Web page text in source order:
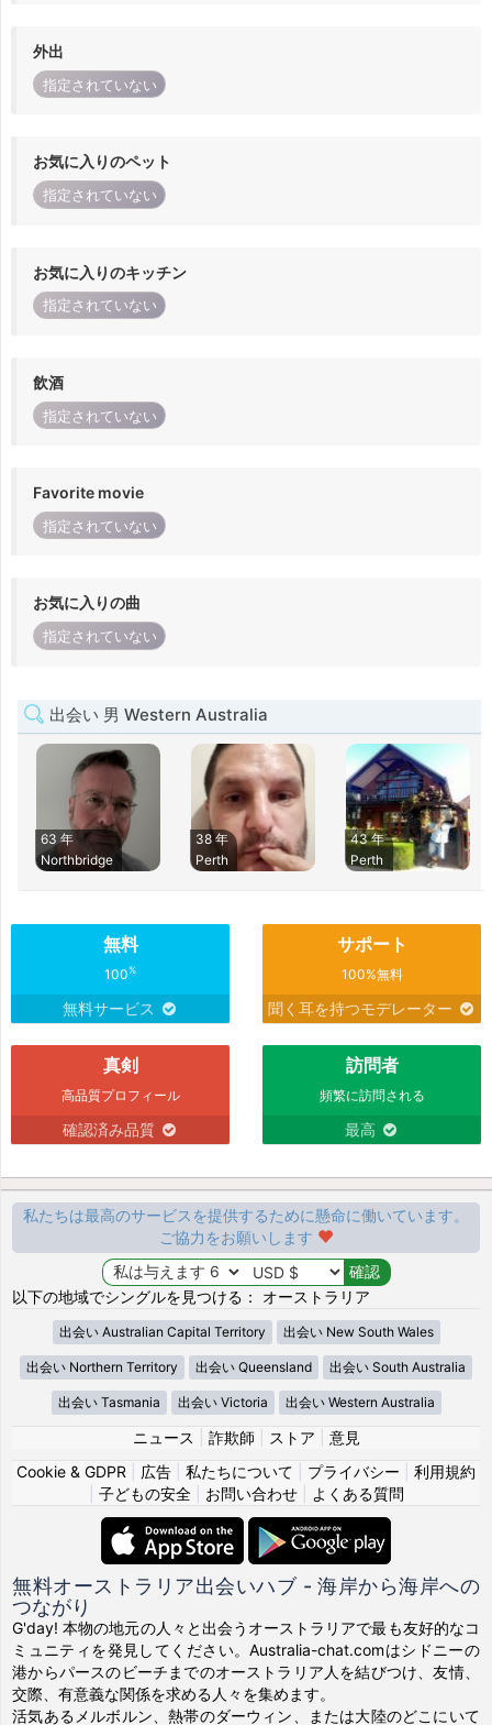
外出
指定されていない
お気に入りのペット
指定されていない
お気に入りのキッチン
指定されていない
飲酒
指定されていない
Favorite movie
指定されていない
お気に入りの曲
指定されていない
出会い 男 Western Australia
63 年
Northbridge
38 年
Perth
43 年
Perth
無料
100%
無料サービス
サポート
100%無料
聞く耳を持つモデレーター
真剣
高品質プロフィール
確認済み品質
訪問者
頻繁に訪問される
最高
私たちは最高のサービスを提供するために懸命に働いています。
ご協力をお願いします
以下の地域でシングルを見つける： オーストラリア
出会い Australian Capital Territory 出会い New South Wales
出会い Northern Territory 出会い Queensland 出会い South Australia
出会い Tasmania 出会い Victoria 出会い Western Australia
ニュース 詐欺師 ストア
意見
Cookie & GDPR
広告 私たちについて プライバシー
利用規約
子どもの安全| お問い合わせ| よくある質問
無料オーストラリア出会いハブ - 海岸から海岸への
つながり
G'day! 本物の地元の人々と出会うオーストラリアで最も友好的なコ
ミュニティを発見してください。Australia-chat.comはシドニーの
港からパースのビーチまでのオーストラリア人を結びつけ、友情、
交際、有意義な関係を求める人々を集めます。
活気あるメルボルン、熱帯のダーウィン、または大陸のどこにいて